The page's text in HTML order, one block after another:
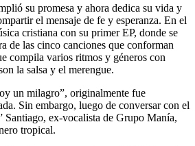
su promesa y ahora dedica su vida y
el mensaje de fe y esperanza. En el
cristiana con su primer EP, donde se
de las cinco canciones que conforman
compila varios ritmos y géneros con
la salsa y el merengue.
un milagro”, originalmente fue
Sin embargo, luego de conversar con el
Santiago, ex-vocalista de Grupo Manía,
tropical.